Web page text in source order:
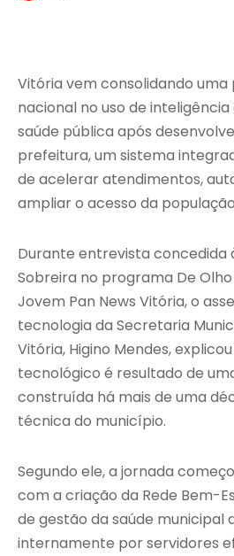
Vitória vem consolidando uma
nacional no uso de
saúde pública após
prefeitura, um sistema
de acelerar atendimentos,
ampliar o acesso da
Durante entrevista concedida
Sobreira no programa De Olho
Jovem Pan News Vitória, o
tecnologia da Secretaria
Vitória, Higino Mendes,
tecnológico é resultado de
construída há mais de uma
técnica do município.
Segundo ele, a jornada
com a criação da Rede Bem-
de gestão da saúde municipal
internamente por servidores